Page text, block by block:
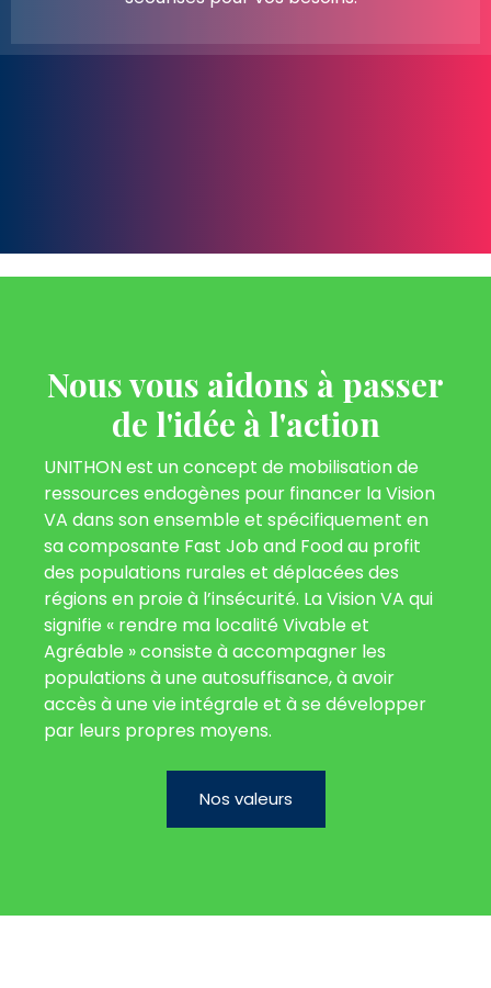
Nous vous aidons à passer
de l'idée à l'action
UNITHON est un concept de mobilisation de
ressources endogènes pour financer la Vision
VA dans son ensemble et spécifiquement en
sa composante Fast Job and Food au profit
des populations rurales et déplacées des
régions en proie à l’insécurité. La Vision VA qui
signifie « rendre ma localité Vivable et
Agréable » consiste à accompagner les
populations à une autosuffisance, à avoir
accès à une vie intégrale et à se développer
par leurs propres moyens.
Nos valeurs